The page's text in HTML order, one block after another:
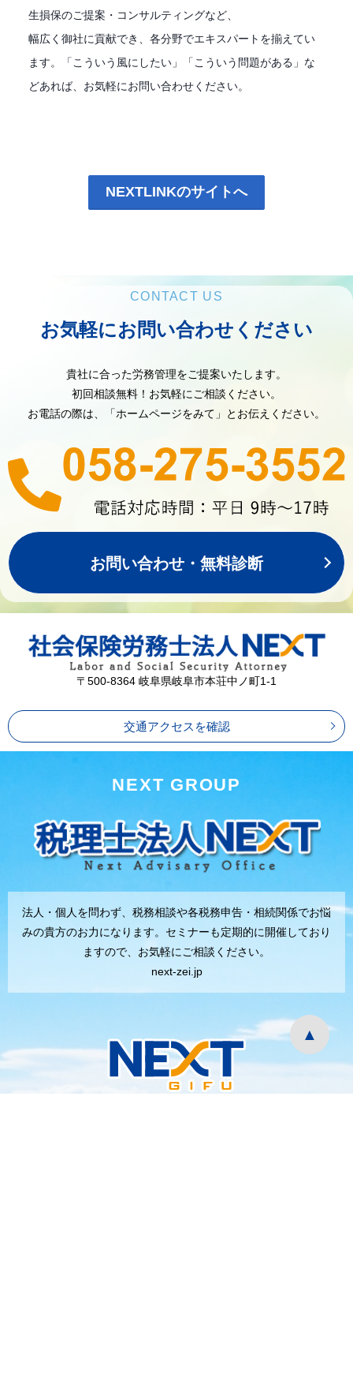
生損保のご提案・コンサルティングなど、
幅広く御社に貢献でき、各分野でエキスパートを揃えてい
ます。「こういう風にしたい」「こういう問題がある」な
どあれば、お気軽にお問い合わせください。
NEXTLINKのサイトへ
CONTACT US
お気軽にお問い合わせください
貴社に合った労務管理をご提案いたします。
初回相談無料！お気軽にご相談ください。
お電話の際は、「ホームページをみて」とお伝えください。
お問い合わせ・無料診断
〒500-8364 岐阜県岐阜市本荘中ノ町1-1
交通アクセスを確認
NEXT GROUP
法人・個人を問わず、税務相談や各税務申告・相続関係でお悩
みの貴方のお力になります。セミナーも定期的に開催しており
ますので、お気軽にご相談ください。
next-zei.jp
▲